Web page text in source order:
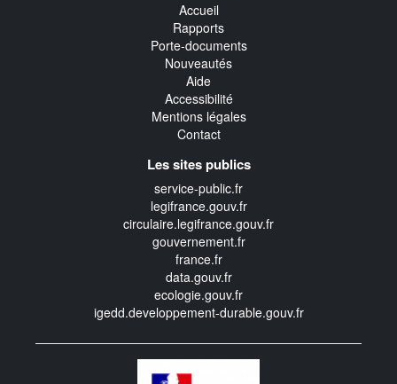
Accueil
Rapports
Porte-documents
Nouveautés
Aide
Accessibilité
Mentions légales
Contact
Les sites publics
service-public.fr
legifrance.gouv.fr
circulaire.legifrance.gouv.fr
gouvernement.fr
france.fr
data.gouv.fr
ecologie.gouv.fr
igedd.developpement-durable.gouv.fr